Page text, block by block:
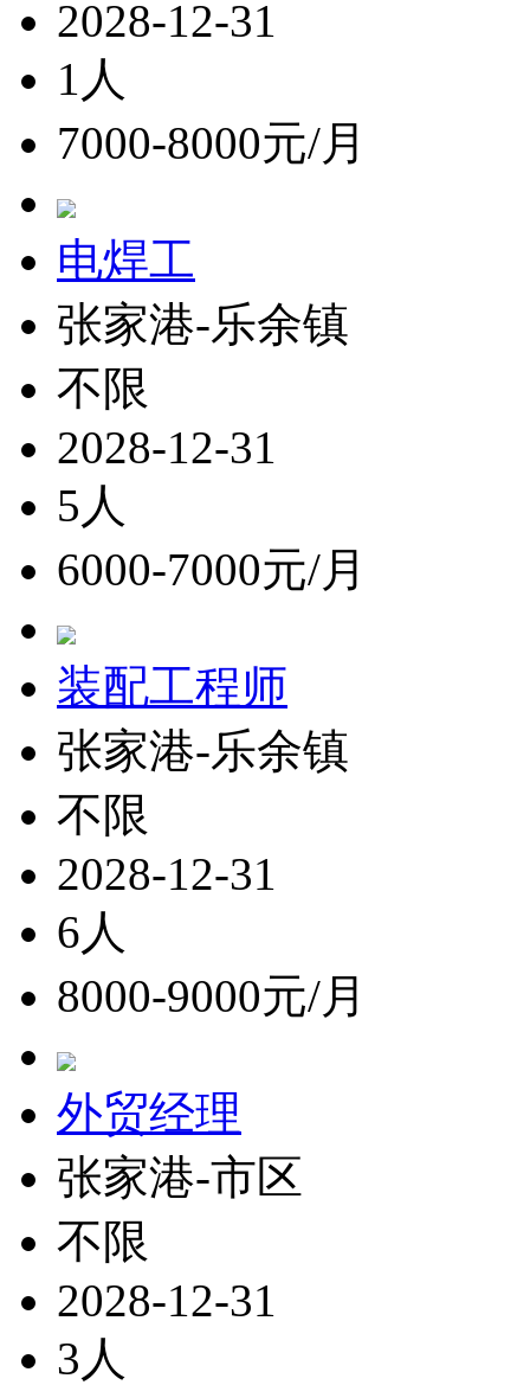
2028-12-31
1人
7000-8000元/月
电焊工
张家港-乐余镇
不限
2028-12-31
5人
6000-7000元/月
装配工程师
张家港-乐余镇
不限
2028-12-31
6人
8000-9000元/月
外贸经理
张家港-市区
不限
2028-12-31
3人